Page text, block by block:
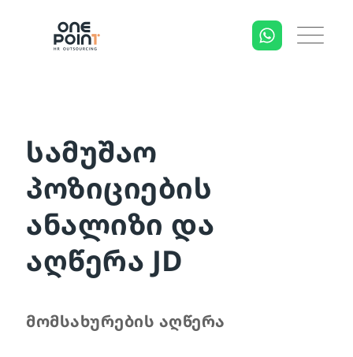
სამუშაო
პოზიციების
ანალიზი და
აღწერა JD
მომსახურების აღწერა